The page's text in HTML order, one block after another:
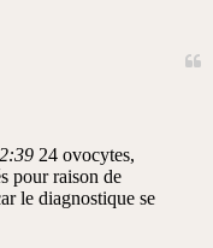
24 ovocytes,
pour raison de
le diagnostique se